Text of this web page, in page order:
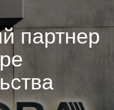
партнер